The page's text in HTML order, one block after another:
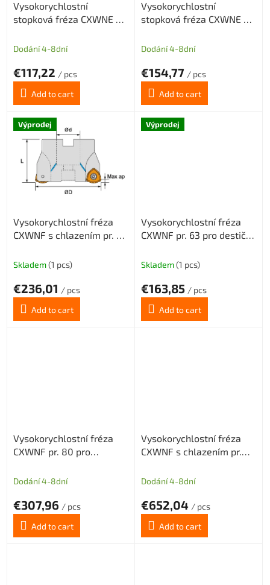
Vysokorychlostní
stopková fréza CXWNE pr.
WNMX09T3 2z
Dodání 4-8dní
€117,22 / pcs
Add to cart
Vysokorychlostní
stopková fréza CXWNE pr.
WNMX09T3 3z
Dodání 4-8dní
€154,77 / pcs
Add to cart
Výprodej
Vysokorychlostní fréza
CXWNF s chlazením pr. 50
5z
Skladem(1 pcs)
€236,01 / pcs
Add to cart
Výprodej
Vysokorychlostní fréza
CXWNF pr. 63 pro destičky
Skladem(1 pcs)
€163,85 / pcs
Add to cart
Vysokorychlostní fréza
CXWNF pr. 80 pro
Dodání 4-8dní
€307,96 / pcs
Add to cart
Vysokorychlostní fréza
CXWNF s chlazením pr.
WNMX1305 10z
Dodání 4-8dní
€652,04 / pcs
Add to cart